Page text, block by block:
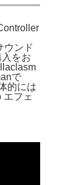
ウンド
をお
で
的には
フェ